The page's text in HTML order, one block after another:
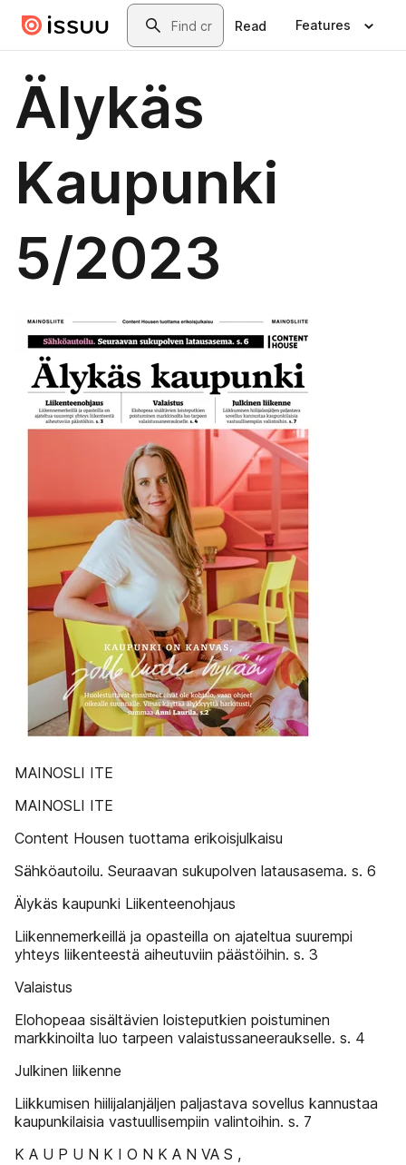
Skip to main contentSearch
Read Features
Älykäs
Kaupunki
5/2023
MAINOSLI ITE
MAINOSLI ITE
Content Housen tuottama erikoisjulkaisu
Sähköautoilu. Seuraavan sukupolven latausasema. s. 6
Älykäs kaupunki Liikenteenohjaus
Liikennemerkeillä ja opasteilla on ajateltua suurempi
yhteys liikenteestä aiheutuviin päästöihin. s. 3
Valaistus
Elohopeaa sisältävien loisteputkien poistuminen
markkinoilta luo tarpeen valaistussaneeraukselle. s. 4
Julkinen liikenne
Liikkumisen hiilijalanjäljen paljastava sovellus kannustaa
kaupunkilaisia vastuullisempiin valintoihin. s. 7
K A U P U N K I O N K A N VA S ,